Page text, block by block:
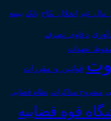
انحلال_نکاح بانک بیمه
دعاوی_تصرف
قوانین_و_مقررات
مشروح مذاکرات نظام قضایی
قوه قضاییه